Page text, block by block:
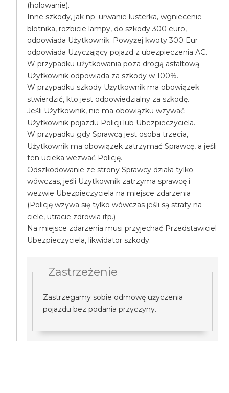
(holowanie).
Inne szkody, jak np. urwanie lusterka, wgniecenie
blotnika, rozbicie lampy, do szkody 300 euro,
odpowiada Użytkownik. Powyżej kwoty 300 Eur
odpowiada Uzyczający pojazd z ubezpieczenia AC.
W przypadku użytkowania poza drogą asfaltową
Użytkownik odpowiada za szkody w 100%.
W przypadku szkody Użytkownik ma obowiązek
stwierdzić, kto jest odpowiedzialny za szkodę.
Jeśli Użytkownik, nie ma obowiązku wzywać
Użytkownik pojazdu Policji lub Ubezpieczyciela.
W przypadku gdy Sprawcą jest osoba trzecia,
Użytkownik ma obowiązek zatrzymać Sprawcę, a jeśli
ten ucieka wezwać Policję.
Odszkodowanie ze strony Sprawcy działa tylko
wówczas, jeśli Uzytkownik zatrzyma sprawcę i
wezwie Ubezpieczyciela na miejsce zdarzenia
(Policję wzywa się tylko wówczas jeśli są straty na
ciele, utracie zdrowia itp.)
Na miejsce zdarzenia musi przyjechać Przedstawiciel
Ubezpieczyciela, likwidator szkody.
Zastrzeżenie
Zastrzegamy sobie odmowę użyczenia
pojazdu bez podania przyczyny.